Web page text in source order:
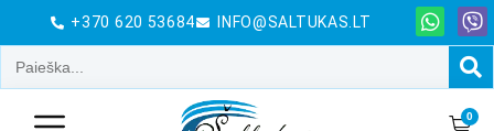
+370 620 53684 INFO@SALTUKAS.LT
0